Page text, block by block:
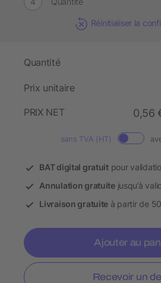
Réinitialiser la
Quantité
Prix unitaire
PRIX NET
0,56
sans TVA (HT)
BAT digital gratuitpour
Annulation gratuitejusqu’à
Livraison gratuite à partir de
Ajouter au
Recevoir un